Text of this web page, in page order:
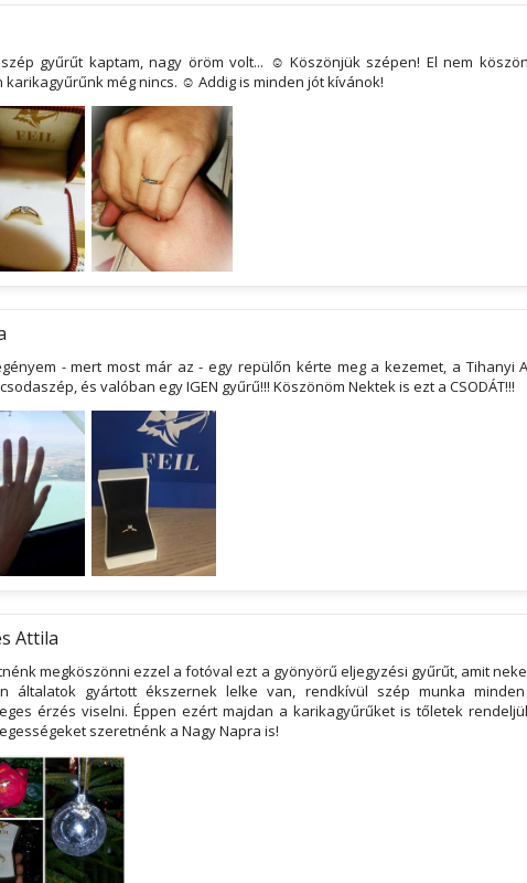
gyűrűt kaptam, nagy öröm volt... ☺ Köszönjük szépen! El nem
karikagyűrűnk még nincs. ☺ Addig is minden jót kívánok!
- mert most már az - egy repülőn kérte meg a kezemet, a Tihanyi
és valóban egy IGEN gyűrű!!! Köszönöm Nektek is ezt a CSODÁT!!!
Attila
megköszönni ezzel a fotóval ezt a gyönyörű eljegyzési gyűrűt, amit
általatok gyártott ékszernek lelke van, rendkívül szép munka
érzés viselni. Éppen ezért majdan a karikagyűrűket is tőletek
szeretnénk a Nagy Napra is!